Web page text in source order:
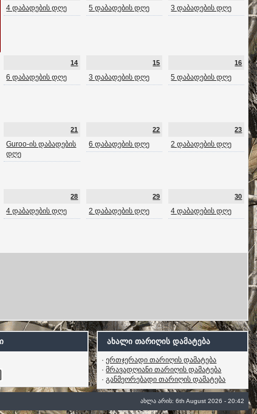
4 დაბადების დღე 5 დაბადების დღე 3 დაბადების დღე
14
6 დაბადების დღე
15
3 დაბადების დღე
16
5 დაბადების დღე
21
Guroo-ის დაბადების
დღე
22
6 დაბადების დღე
23
2 დაბადების დღე
28
4 დაბადების დღე
29
2 დაბადების დღე
30
4 დაბადების დღე
ახალი თარიღის დამატება
·ერთჯერადი თარიღის დამატება
·მრავადღიანი თარიღის დამატება
·განმეორებადი თარიღის დამატება
ახლა არის: 6th August 2026 - 20:42